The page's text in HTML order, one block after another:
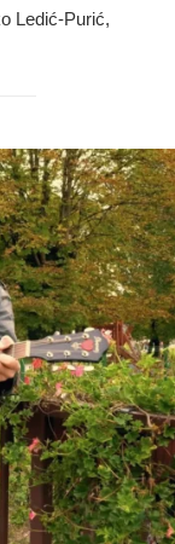
Ledić-Purić,